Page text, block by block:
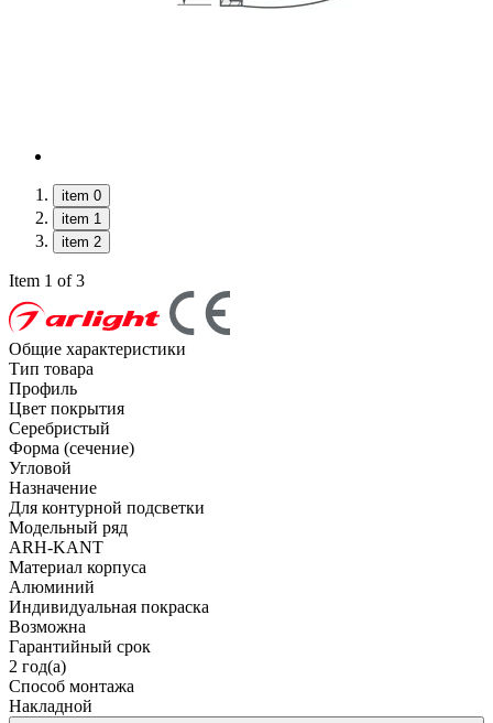
item 0
item 1
item 2
Item 1 of 3
Общие характеристики
Тип товара
Профиль
Цвет покрытия
Серебристый
Форма (сечение)
Угловой
Назначение
Для контурной подсветки
Модельный ряд
ARH-KANT
Материал корпуса
Алюминий
Индивидуальная покраска
Возможна
Гарантийный срок
2 год(а)
Способ монтажа
Накладной